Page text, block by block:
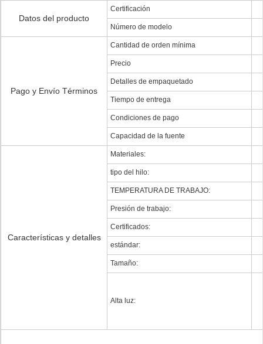
Datos del producto
Certificación
Número de modelo
Pago y Envío Términos
Cantidad de orden mínima
Precio
Detalles de empaquetado
Tiempo de entrega
Condiciones de pago
Capacidad de la fuente
Características y detalles
Materiales:
tipo del hilo:
TEMPERATURA DE TRABAJO:
Presión de trabajo:
Certificados:
estándar:
Tamaño:
Alta luz: